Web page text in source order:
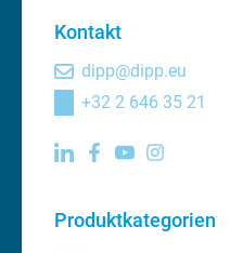
Kontakt
dipp@dipp.eu
+32 2 646 35 21
Produktkategorien